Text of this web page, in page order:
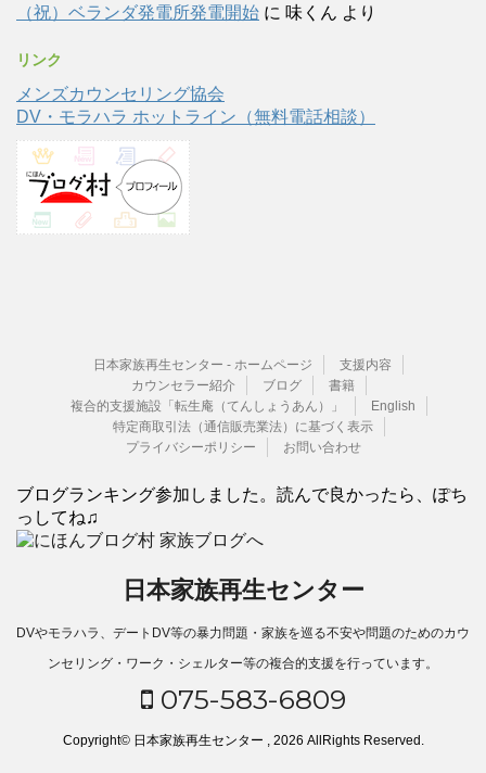
（祝）ベランダ発電所発電開始 に 味くん より
リンク
メンズカウンセリング協会
DV・モラハラ ホットライン（無料電話相談）
日本家族再生センター - ホームページ
支援内容
カウンセラー紹介
ブログ
書籍
複合的支援施設「転生庵（てんしょうあん）」
English
特定商取引法（通信販売業法）に基づく表示
プライバシーポリシー
お問い合わせ
ブログランキング参加しました。読んで良かったら、ぽち
っしてね♫
日本家族再生センター
DVやモラハラ、デートDV等の暴力問題・家族を巡る不安や問題のためのカウ
ンセリング・ワーク・シェルター等の複合的支援を行っています。
075-583-6809
Copyright© 日本家族再生センター , 2026 AllRights Reserved.